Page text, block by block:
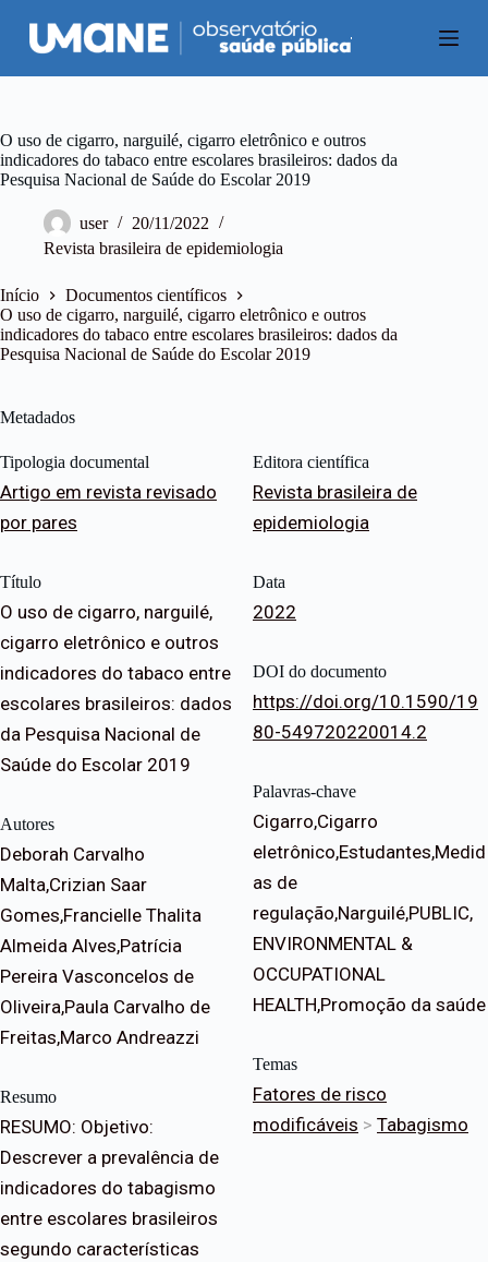
P
u
a
a
r
a
e
ú
d
o
O uso de cigarro, narguilé, cigarro eletrônico e outros
indicadores do tabaco entre escolares brasileiros: dados da
Pesquisa Nacional de Saúde do Escolar 2019
user
20/11/2022
Revista brasileira de epidemiologia
Início
Documentos científicos
O uso de cigarro, narguilé, cigarro eletrônico e outros
indicadores do tabaco entre escolares brasileiros: dados da
Pesquisa Nacional de Saúde do Escolar 2019
Metadados
Tipologia documental
Artigo em revista revisado
por pares
Título
O uso de cigarro, narguilé,
cigarro eletrônico e outros
indicadores do tabaco entre
escolares brasileiros: dados
da Pesquisa Nacional de
Saúde do Escolar 2019
Autores
Deborah Carvalho
Malta,Crizian Saar
Gomes,Francielle Thalita
Almeida Alves,Patrícia
Pereira Vasconcelos de
Oliveira,Paula Carvalho de
Freitas,Marco Andreazzi
Resumo
RESUMO: Objetivo:
Descrever a prevalência de
indicadores do tabagismo
entre escolares brasileiros
segundo características
Editora científica
Revista brasileira de
epidemiologia
Data
2022
DOI do documento
https://doi.org/10.1590/19
80-549720220014.2
Palavras-chave
Cigarro,Cigarro
eletrônico,Estudantes,Medid
as de
regulação,Narguilé,PUBLIC,
ENVIRONMENTAL &
OCCUPATIONAL
HEALTH,Promoção da saúde
Temas
Fatores de risco
modificáveis > Tabagismo